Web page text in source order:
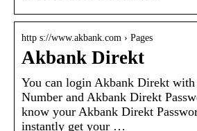
http s://www.akbank.com › Pages
Akbank Direkt
You can login Akbank Direkt
Number and Akbank Direkt
know your Akbank Direkt
instantly get your …